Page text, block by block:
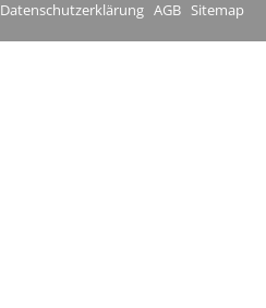
Datenschutzerklärung AGB Sitemap